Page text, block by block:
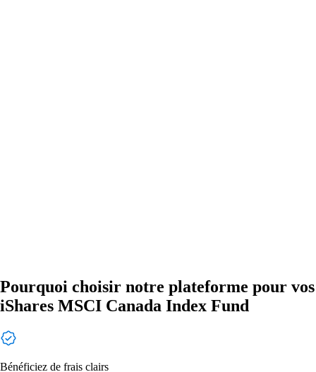
Pourquoi choisir notre plateforme pour vos
iShares MSCI Canada Index Fund
Bénéficiez de frais clairs